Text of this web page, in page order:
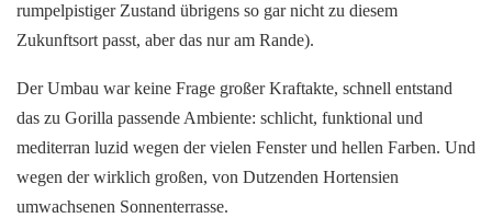
rumpelpistiger Zustand übrigens so gar nicht zu diesem
Zukunftsort passt, aber das nur am Rande).
Der Umbau war keine Frage großer Kraftakte, schnell entstand
das zu Gorilla passende Ambiente: schlicht, funktional und
mediterran luzid wegen der vielen Fenster und hellen Farben. Und
wegen der wirklich großen, von Dutzenden Hortensien
umwachsenen Sonnenterrasse.